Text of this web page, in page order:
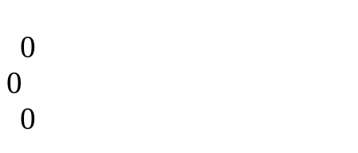
0
0
0